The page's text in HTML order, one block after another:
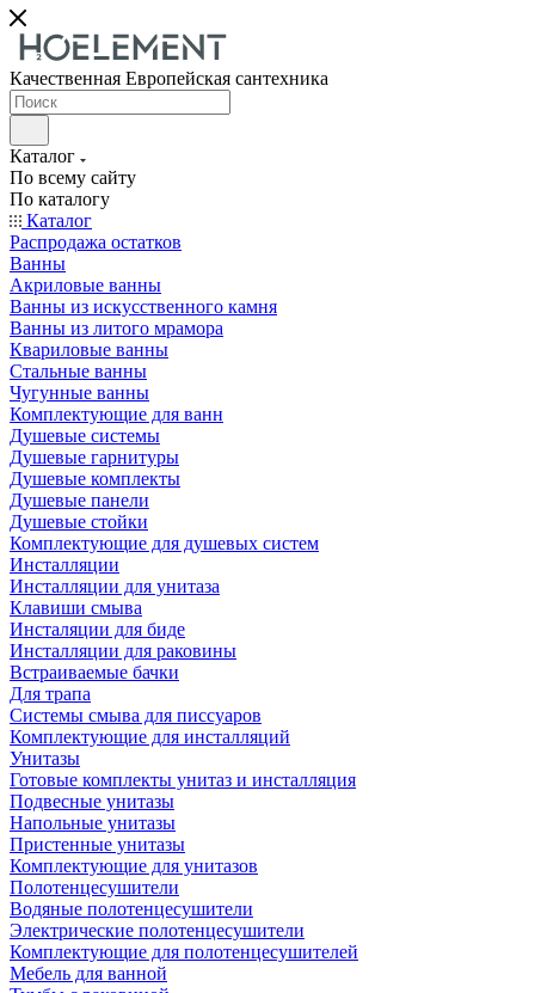
Качественная Европейская сантехника
Каталог
По всему сайту
По каталогу
Каталог
Распродажа остатков
Ванны
Акриловые ванны
Ванны из искусственного камня
Ванны из литого мрамора
Квариловые ванны
Стальные ванны
Чугунные ванны
Комплектующие для ванн
Душевые системы
Душевые гарнитуры
Душевые комплекты
Душевые панели
Душевые стойки
Комплектующие для душевых систем
Инсталляции
Инсталляции для унитаза
Клавиши смыва
Инсталяции для биде
Инсталляции для раковины
Встраиваемые бачки
Для трапа
Системы смыва для писсуаров
Комплектующие для инсталляций
Унитазы
Готовые комплекты унитаз и инсталляция
Подвесные унитазы
Напольные унитазы
Пристенные унитазы
Комплектующие для унитазов
Полотенцесушители
Водяные полотенцесушители
Электрические полотенцесушители
Комплектующие для полотенцесушителей
Мебель для ванной